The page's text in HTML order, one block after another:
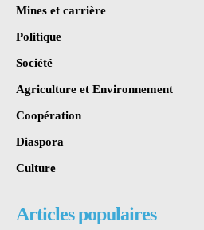
Mines et carrière
Politique
Société
Agriculture et Environnement
Coopération
Diaspora
Culture
Articles populaires